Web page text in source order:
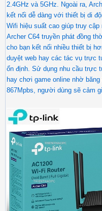
2.4GHz và 5GHz. Ngoài ra,
kết nối dễ dàng với thiết bị di
Wifi hiệu suất cao giúp truy
Archer C64 truyền phát đồng
cho bạn kết nối nhiều thiết bị
duyệt web hay các tác vụ trực
ổn định. Sử dụng nhu cầu trực
hay chơi game online nhờ
867Mpbs, người dùng sẽ cảm